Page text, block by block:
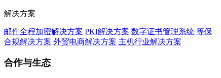
解决方案
邮件全程加密解决方案 PKI解决方案 数字证书管理系统 等保
合规解决方案 外贸电商解决方案 主机行业解决方案
合作与生态